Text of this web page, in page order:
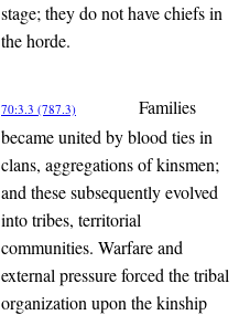
stage; they do not have chiefs in
the horde.
70:3.3 (787.3)
Families
became united by blood ties in
clans, aggregations of kinsmen;
and these subsequently evolved
into tribes, territorial
communities. Warfare and
external pressure forced the tribal
organization upon the kinship